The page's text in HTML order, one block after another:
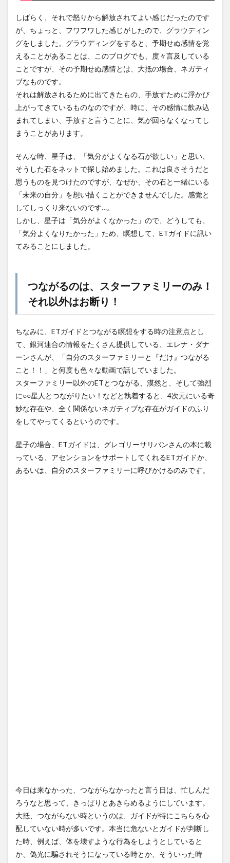
しばらく、それで怒りから解放されてよい感じだったのです
が、ちょっと、フワフワした感じがしたので、グラウディン
グをしました。グラウディングをすると、予期せぬ感情を覚
えることがあることは、このブログでも、度々言及している
ことですが、その予期せぬ感情とは、大抵の場合、ネガティ
ブなものです。
それは解放されるために出てきたもの、手放すために浮かび
上がってきているものなのですが、時に、その感情に飲み込
まれてしまい、手放すと言うことに、気が回らなくなってし
まうことがあります。
そんな時、星子は、「気分がよくなる石が欲しい」と思い、
そうした石をネットで探し始めました。これは良さそうだと
思うものを見つけたのですが、なぜか、その石と一緒にいる
「未来の自分」を想い描くことができませんでした。感覚と
してしっくり来ないのです…。
しかし、星子は「気分がよくなかった」ので、どうしても、
「気分よくなりたかった」ため、瞑想して、ETガイドに訊い
てみることにしました。
つながるのは、スターファミリーのみ！
それ以外はお断り！
ちなみに、ETガイドとつながる瞑想をする時の注意点とし
て、銀河連合の情報をたくさん提供している、エレナ・ダナ
ーンさんが、「自分のスターファミリーと『だけ』つながる
こと！！」と何度も色々な動画で話していました。
スターファミリー以外のETとつながる、漠然と、そして強烈
に○○星人とつながりたい！などと執着すると、4次元にいる奇
妙な存在や、全く関係ないネガティブな存在がガイドのふり
をしてやってくるというのです。
星子の場合、ETガイドは、グレゴリーサリバンさんの本に載
っている、アセンションをサポートしてくれるETガイドか、
あるいは、自分のスターファミリーに呼びかけるのみです。
今日は来なかった、つながらなかったと言う日は、忙しんだ
ろうなと思って、きっぱりとあきらめるようにしています。
大抵、つながらない時というのは、ガイドが特にこちらを心
配していない時が多いです。本当に危ないとガイドが判断し
た時、例えば、体を壊すような行為をしようとしていると
か、偽光に騙されそうになっている時とか、そういった時